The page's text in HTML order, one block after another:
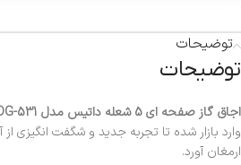
توضیحات
توضیحات
اجاق گاز صفحه ای 5 شعله داتیس مدل DG-531
وارد بازار شده تا تجربه جدید و شگفت انگیزی
ارمغان آورد.